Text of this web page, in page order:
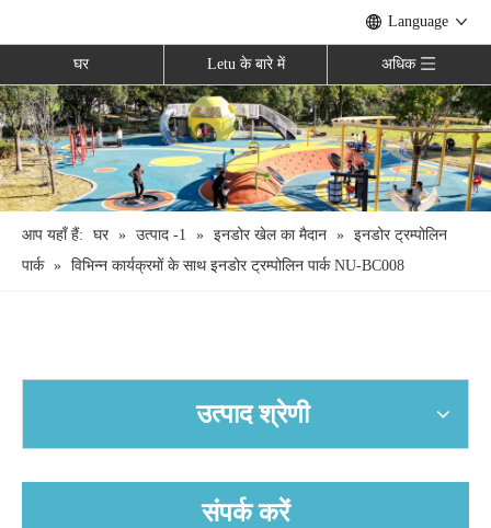
Language
घर Letu के बारे में अधिक
आप यहाँ हैं: घर » उत्पाद -1 » इनडोर खेल का मैदान » इनडोर ट्रम्पोलिन
पार्क » विभिन्न कार्यक्रमों के साथ इनडोर ट्रम्पोलिन पार्क NU-BC008
उत्पाद श्रेणी
संपर्क करें